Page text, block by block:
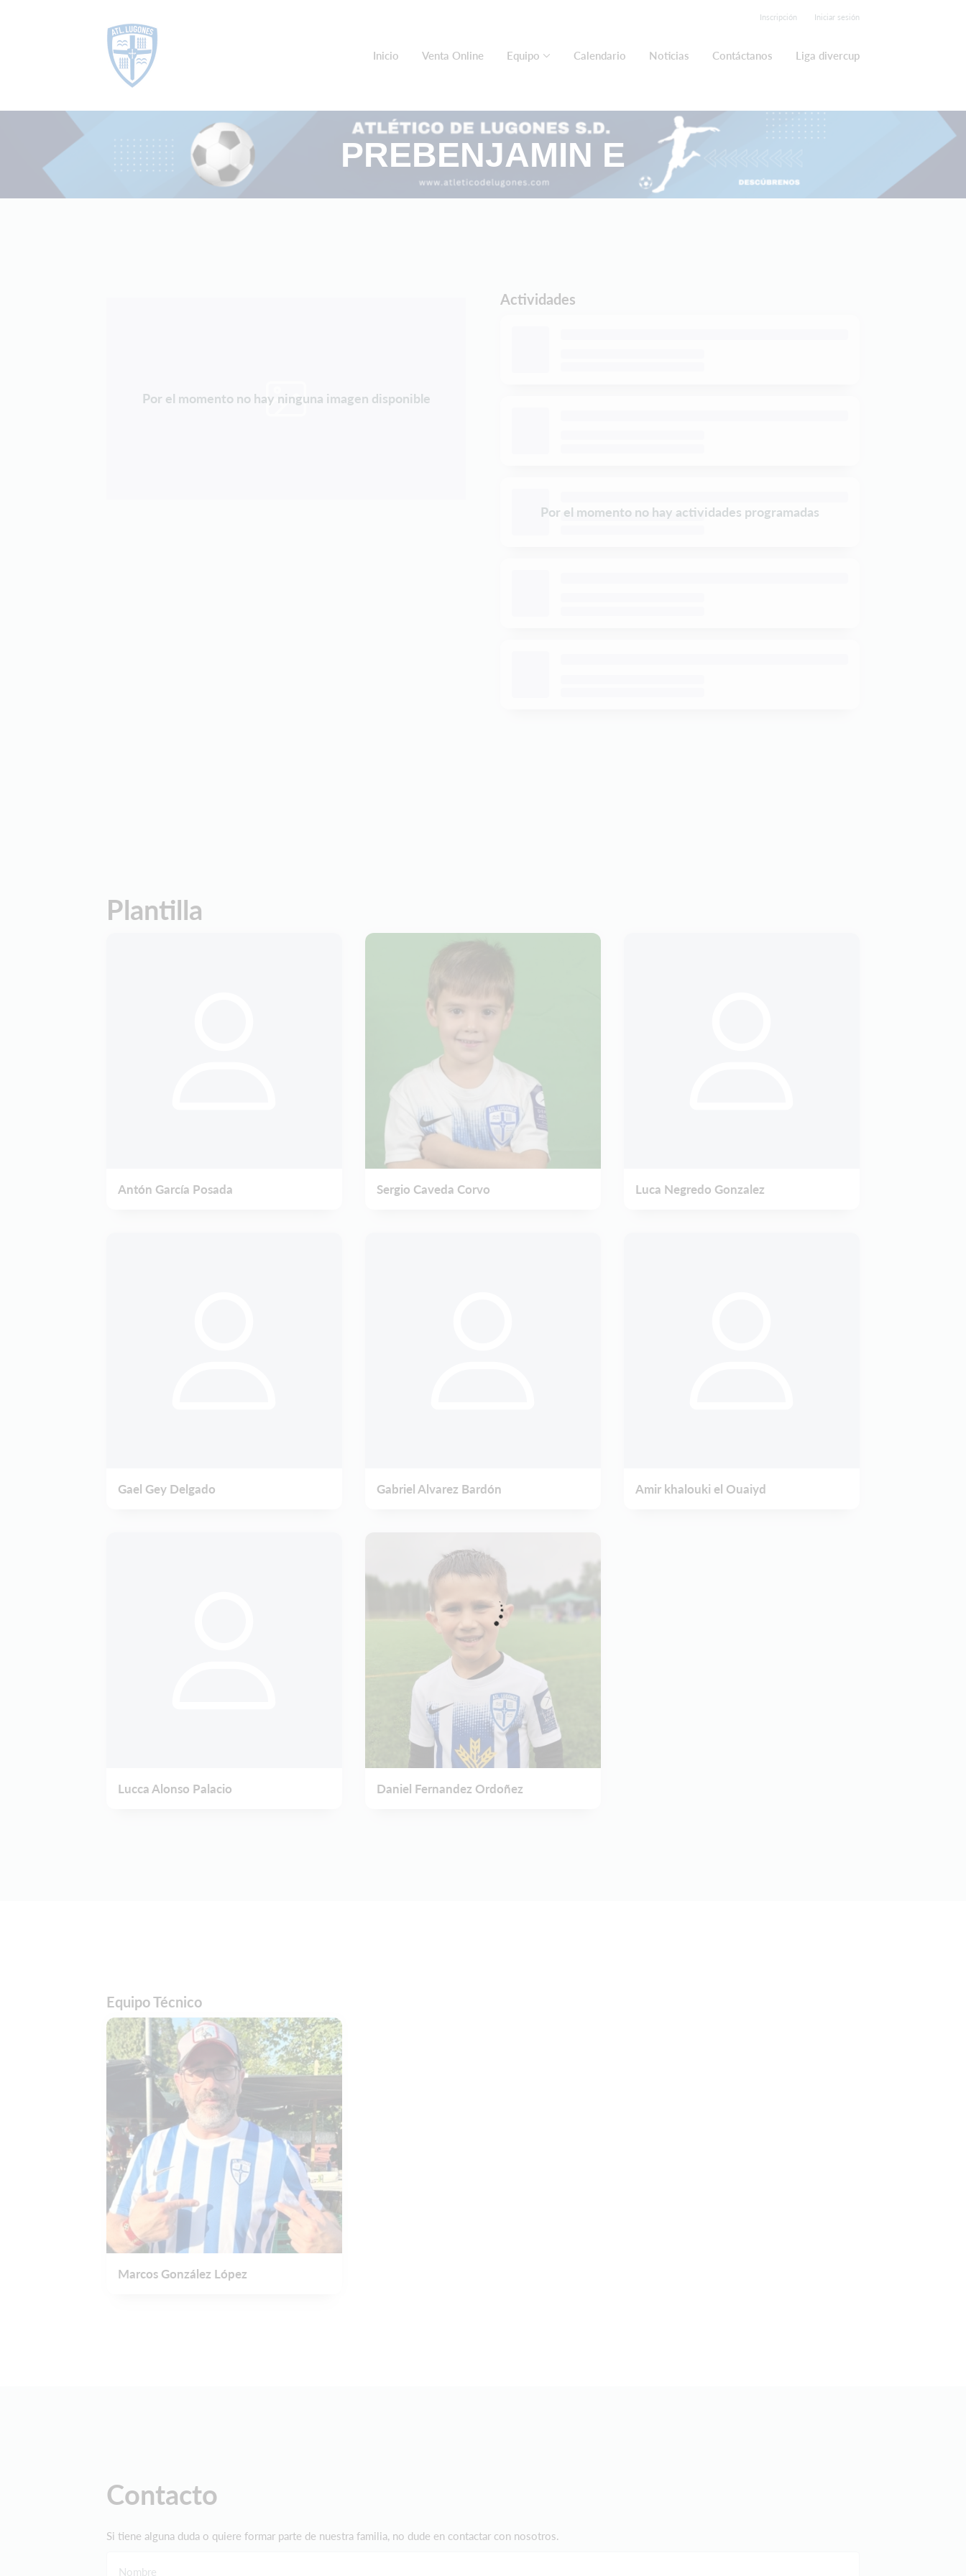
Inscripción Iniciar sesión
Inicio Venta Online Equipo Calendario Noticias Contáctanos Liga divercup
PREBENJAMIN E
Por el momento no hay ninguna imagen disponible
Actividades
Por el momento no hay actividades programadas
Plantilla
Antón García Posada Sergio Caveda Corvo Luca Negredo Gonzalez
Gael Gey Delgado Gabriel Alvarez Bardón Amir khalouki el Ouaiyd
Lucca Alonso Palacio Daniel Fernandez Ordoñez
Equipo Técnico
Marcos González López
Contacto
Si tiene alguna duda o quiere formar parte de nuestra familia, no dude en contactar con nosotros.
Nombre